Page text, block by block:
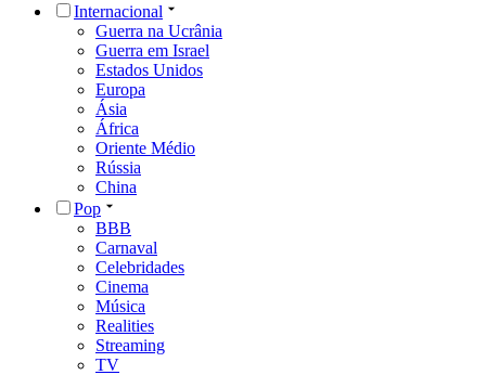
Internacional
Guerra na Ucrânia
Guerra em Israel
Estados Unidos
Europa
Ásia
África
Oriente Médio
Rússia
China
Pop
BBB
Carnaval
Celebridades
Cinema
Música
Realities
Streaming
TV